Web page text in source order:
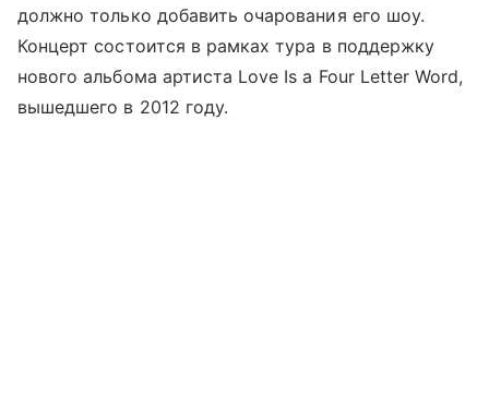
должно только добавить очарования его шоу.
Концерт состоится в рамках тура в поддержку
нового альбома артиста Love Is a Four Letter Word,
вышедшего в 2012 году.